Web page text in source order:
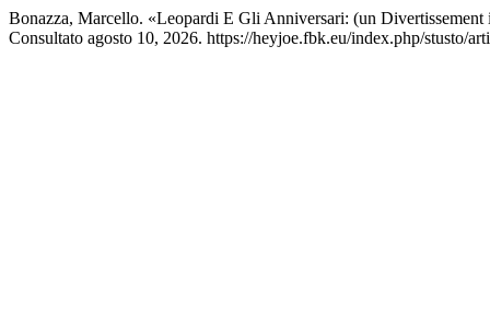
Bonazza, Marcello. «Leopardi E Gli Anniversari: (un
Consultato agosto 10, 2026. https://heyjoe.fbk.eu/index.php/stusto/